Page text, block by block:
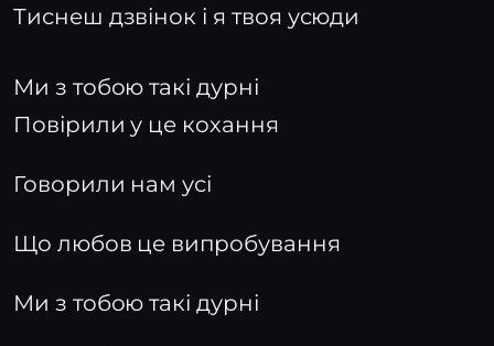
Тиснеш дзвінок і я твоя усюди
Ми з тобою такі дурні
Повірили у це кохання
Говорили нам усі
Що любов це випробування
Ми з тобою такі дурні